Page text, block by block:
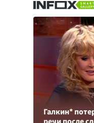
Галкин*